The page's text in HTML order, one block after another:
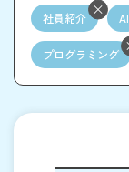
社員紹介 AI
プログラミング